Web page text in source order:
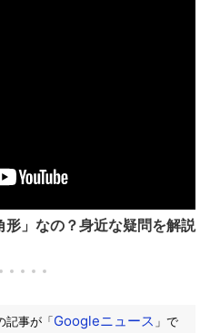
」なの？身近な疑問を解説
記事が「Googleニュース 」で